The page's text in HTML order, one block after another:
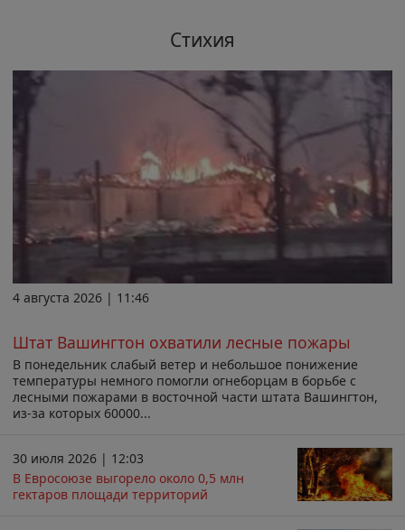
Стихия
4 августа 2026 | 11:46
Штат Вашингтон охватили лесные пожары
В понедельник слабый ветер и небольшое понижение
температуры немного помогли огнеборцам в борьбе с
лесными пожарами в восточной части штата Вашингтон,
из-за которых 60000...
30 июля 2026 | 12:03
В Евросоюзе выгорело около 0,5 млн
гектаров площади территорий